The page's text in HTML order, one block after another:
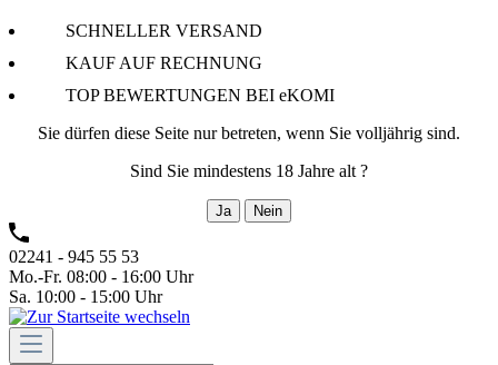
SCHNELLER VERSAND
KAUF AUF RECHNUNG
TOP BEWERTUNGEN BEI eKOMI
Sie dürfen diese Seite nur betreten, wenn Sie volljährig sind.
Sind Sie mindestens 18 Jahre alt ?
Ja Nein
02241 - 945 55 53
Mo.-Fr. 08:00 - 16:00 Uhr
Sa. 10:00 - 15:00 Uhr